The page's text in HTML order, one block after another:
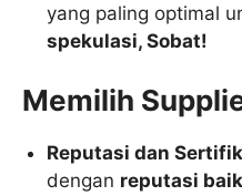
yang paling optimal
spekulasi, Sobat!
Memilih
Reputasi dan
dengan reputasi baik